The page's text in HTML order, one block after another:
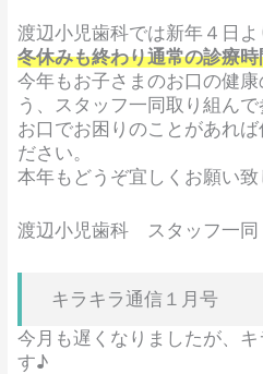
渡辺小児歯科では新年４日よ
冬休みも終わり通常の診療
今年もお子さまのお口の健
う、スタッフ一同取り組んで
お口でお困りのことがあれ
ださい。
本年もどうぞ宜しくお願い致
渡辺小児歯科 スタッフ一同
キラキラ通信１月号
今月も遅くなりましたが、
す♪